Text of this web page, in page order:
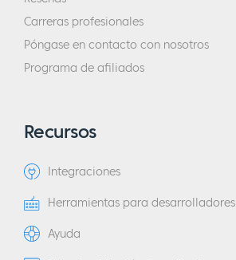
Carreras profesionales
Póngase en contacto con nosotros
Programa de afiliados
Recursos
Integraciones
Herramientas para desarrolladores
Ayuda